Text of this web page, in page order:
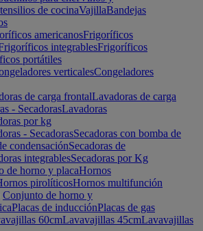
de cocinaVajillaBandejas
americanosFrigoríficos
integrablesFrigoríficos
portátiles
verticalesCongeladores
de carga frontalLavadoras de carga
- SecadorasLavadoras
por kg
- SecadorasSecadoras con bomba de
condensaciónSecadoras de
integrablesSecadoras por Kg
de horno y placaHornos
pirolíticosHornos multifunción
Conjunto de horno y
Placas de inducciónPlacas de gas
60cmLavavajillas 45cmLavavajillas